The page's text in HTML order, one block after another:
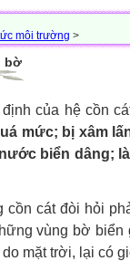
môi trường >
bờ
của hệ cồn
mức; bị xâm
biển dâng;
cồn cát đòi hỏi
vùng bờ biển
mặt trời, lại có